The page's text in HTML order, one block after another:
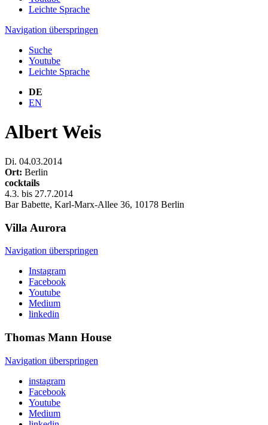
Leichte Sprache
Navigation überspringen
Suche
Youtube
Leichte Sprache
DE
EN
Albert Weis
Di. 04.03.2014
Ort: Berlin
cocktails
4.3. bis 27.7.2014
Bar Babette, Karl-Marx-Allee 36, 10178 Berlin
Villa Aurora
Navigation überspringen
Instagram
Facebook
Youtube
Medium
linkedin
Thomas Mann House
Navigation überspringen
instagram
Facebook
Youtube
Medium